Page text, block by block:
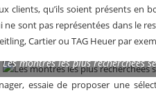
clients, qu’ils soient présents en
sont pas représentées dans le
Cartier ou TAG Heuer par
Les montres les plus recherchées
essaie de proposer une